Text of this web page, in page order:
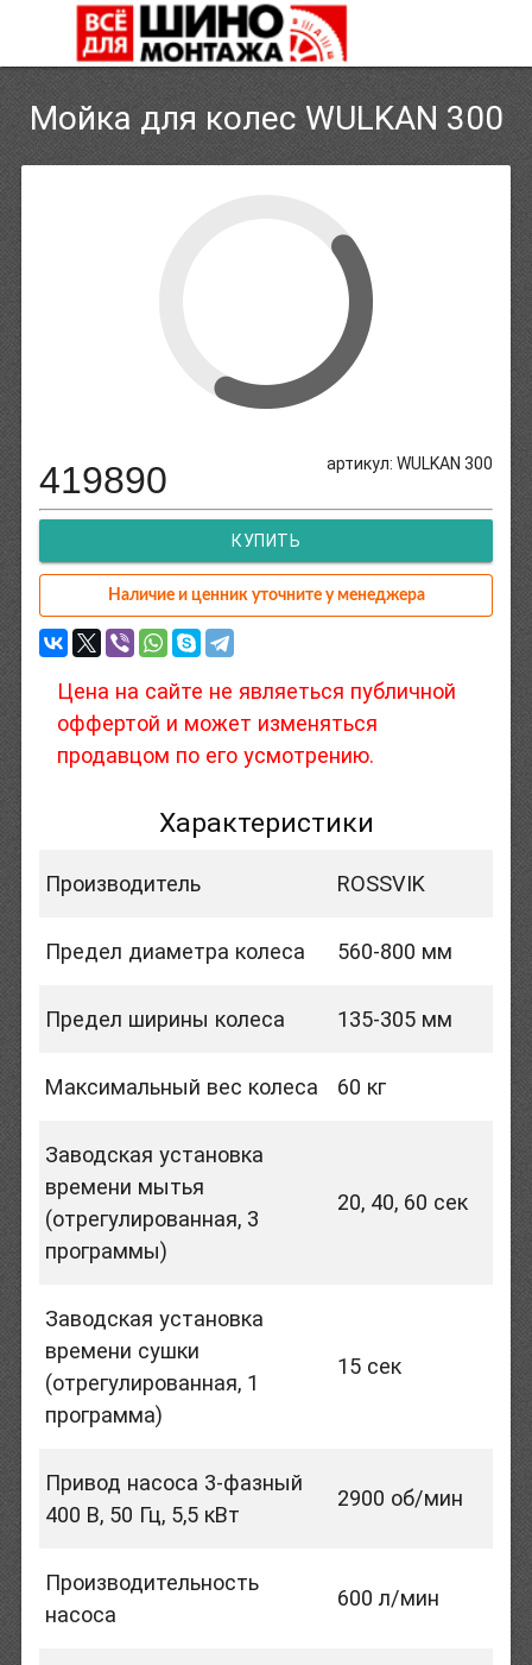
Мойка для колес WULKAN 300
артикул: WULKAN 300
419890
КУПИТЬ
Наличие и ценник уточните у менеджера
Цена на сайте не являеться публичной
оффертой и может изменяться
продавцом по его усмотрению.
Характеристики
Производитель ROSSVIK
Предел диаметра колеса 560-800 мм
Предел ширины колеса 135-305 мм
Максимальный вес колеса 60 кг
Заводская установка
времени мытья
(отрегулированная, 3
программы)
20, 40, 60 сек
Заводская установка
времени сушки
(отрегулированная, 1
программа)
15 сек
Привод насоса 3-фазный
400 В, 50 Гц, 5,5 кВт
2900 об/мин
Производительность
насоса
600 л/мин